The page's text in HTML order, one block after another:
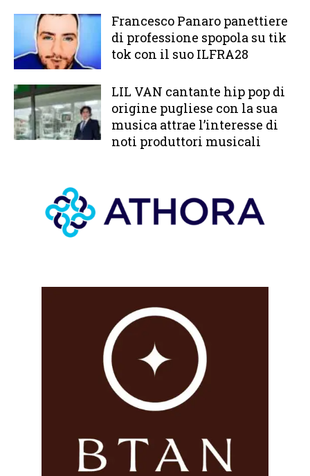
Francesco Panaro panettiere
di professione spopola su tik
tok con il suo ILFRA28
LIL VAN cantante hip pop di
origine pugliese con la sua
musica attrae l’interesse di
noti produttori musicali